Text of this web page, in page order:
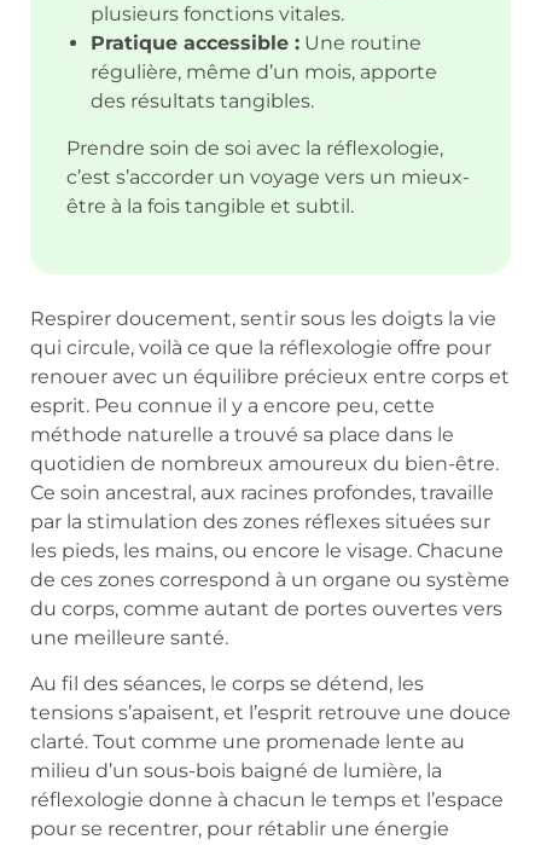
plusieurs fonctions vitales.
Pratique accessible : Une routine
régulière, même d’un mois, apporte
des résultats tangibles.
Prendre soin de soi avec la réflexologie,
c’est s’accorder un voyage vers un mieux-
être à la fois tangible et subtil.
Respirer doucement, sentir sous les doigts la vie
qui circule, voilà ce que la réflexologie offre pour
renouer avec un équilibre précieux entre corps et
esprit. Peu connue il y a encore peu, cette
méthode naturelle a trouvé sa place dans le
quotidien de nombreux amoureux du bien-être.
Ce soin ancestral, aux racines profondes, travaille
par la stimulation des zones réflexes situées sur
les pieds, les mains, ou encore le visage. Chacune
de ces zones correspond à un organe ou système
du corps, comme autant de portes ouvertes vers
une meilleure santé.
Au fil des séances, le corps se détend, les
tensions s’apaisent, et l’esprit retrouve une douce
clarté. Tout comme une promenade lente au
milieu d’un sous-bois baigné de lumière, la
réflexologie donne à chacun le temps et l’espace
pour se recentrer, pour rétablir une énergie